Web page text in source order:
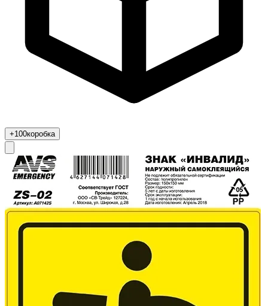
+100коробка